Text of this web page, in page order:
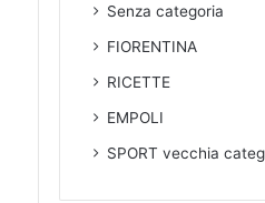
Senza categoria
FIORENTINA
RICETTE
EMPOLI
SPORTvecchia